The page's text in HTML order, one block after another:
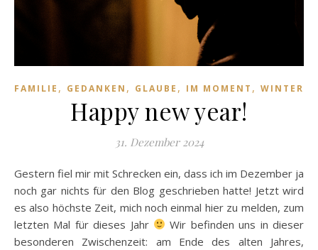
FAMILIE , GEDANKEN , GLAUBE , IM MOMENT , WINTER
Happy new year!
31. Dezember 2024
Gestern fiel mir mit Schrecken ein, dass ich im Dezember ja
noch gar nichts für den Blog geschrieben hatte! Jetzt wird
es also höchste Zeit, mich noch einmal hier zu melden, zum
letzten Mal für dieses Jahr
Wir befinden uns in dieser
besonderen Zwischenzeit: am Ende des alten Jahres,